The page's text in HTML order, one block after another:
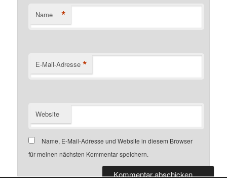
Name *
E-Mail-Adresse *
Website
Name, E-Mail-Adresse und Website in diesem Browser
für meinen nächsten Kommentar speichern.